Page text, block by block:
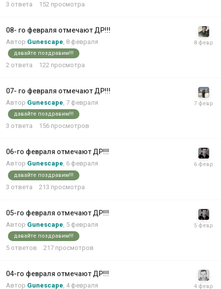
3 ответа 152 просмотра
08- го февраля отмечают ДР!!!
Автор Gunescape, 8 февраля
давайте поздравим!!!
2 ответа 122 просмотра
07- го февраля отмечают ДР!!!
Автор Gunescape, 7 февраля
давайте поздравим!!!
3 ответа 156 просмотров
06-го февраля отмечают ДР!!!
Автор Gunescape, 6 февраля
давайте поздравим!!!
3 ответа 213 просмотра
05-го февраля отмечают ДР!!!
Автор Gunescape 5 февраля
давайте поздравим!!!
5 ответов 217 просмотров
04-го февраля отмечают ДР!!!
Автор Gunescape 4 февраля